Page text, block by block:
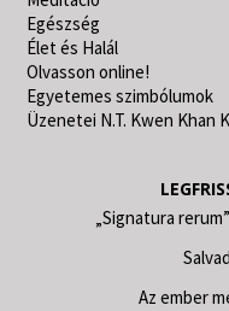
Egészség
Élet és Halál
Olvasson online!
Egyetemes szimbólumok
Üzenetei N.T. Kwen Khan
„Signatura
Az ember